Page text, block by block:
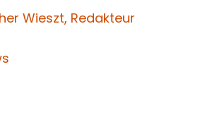
Wieszt, Redakteur